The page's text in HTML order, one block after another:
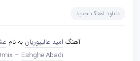
دانلود آهنگ جدید
آهنگ امید عالیپوریان به نام
– Eshghe Abadi